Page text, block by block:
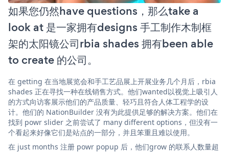
如果您仍然have questions，那么take a
look at 是一家拥有designs 手工制作木制框
架的太阳镜公司rbia shades 拥有been able
to create 的公司。
在 getting 在当地展览会和手工艺品展上开展业务几个月后，rbia
shades 正在寻找一种在线销售方式。他们wanted以视觉上吸引人
的方式向访客展示他们的产品质量、轻巧且符合人体工程学的设
计。他们的 NationBuilder 没有为此提供足够的解决方案。他们在
找到 powr slider 之前尝试了 many different options，但没有一
个看起来好像它们是站点的一部分，并且笨重且难以使用。
在 just months 注册 powr popup 后，他们grow 的联系人数量超